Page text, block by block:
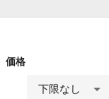
価格
下限なし